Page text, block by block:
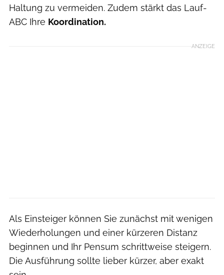
Haltung zu vermeiden. Zudem stärkt das Lauf-
ABC Ihre Koordination.
ANZEIGE
Als Einsteiger können Sie zunächst mit wenigen
Wiederholungen und einer kürzeren Distanz
beginnen und Ihr Pensum schrittweise steigern.
Die Ausführung sollte lieber kürzer, aber exakt